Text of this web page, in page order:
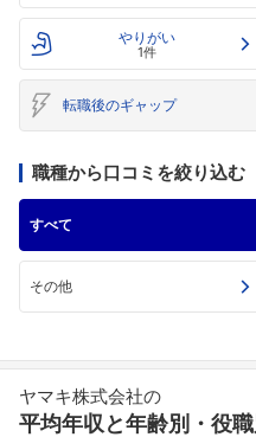
やりがい
1件
転職後のギャップ
職種から口コミを絞り込む
すべて
その他
ヤマキ株式会社の
平均年収と年齢別・役